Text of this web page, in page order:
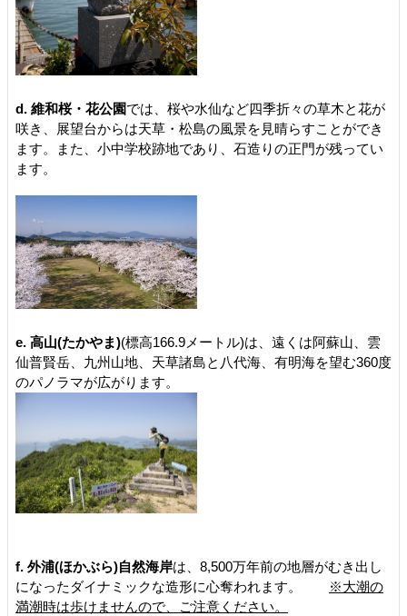
d. 維和桜・花公園では、桜や水仙など四季折々の草木と花が
咲き、展望台からは天草・松島の風景を見晴らすことができ
ます。また、小中学校跡地であり、石造りの正門が残ってい
ます。
e. 高山(たかやま)(標高166.9メートル)は、遠くは阿蘇山、雲
仙普賢岳、九州山地、天草諸島と八代海、有明海を望む360度
のパノラマが広がります。
f. 外浦(ほかぶら)自然海岸は、8,500万年前の地層がむき出し
になったダイナミックな造形に心奪われます。
※大潮の
満潮時は歩けませんので、ご注意ください。